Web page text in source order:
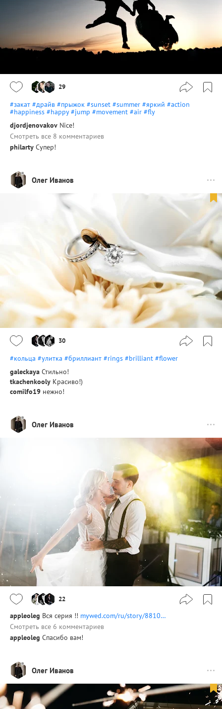
29
#закат #драйв #прыжок #sunset #summer #яркий #action
#happiness #happy #jump #movement #air #fly
djordjenovakov Nice!
Смотреть все 8 комментариев
philarty Супер!
Олег Иванов
30
#кольца #улитка #бриллиант #rings #brilliant #flower
galeckaya Стильно!
tkachenkooly Красиво!)
comilfo19 нежно!
Олег Иванов
22
appleoleg Вся серия !! mywed.com/ru/story/8810…
Смотреть все 6 комментариев
appleoleg Спасибо вам!
Олег Иванов